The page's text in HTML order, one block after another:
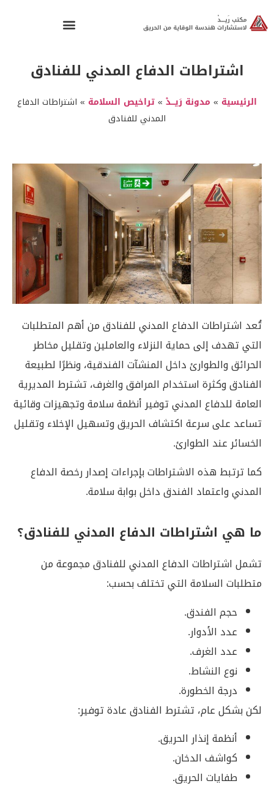
اشتراطات الدفاع المدني للفنادق
الرئيسية » مدونة رَيـــدْ » تراخيص السلامة » اشتراطات الدفاع
المدني للفنادق
تُعد اشتراطات الدفاع المدني للفنادق من أهم المتطلبات
التي تهدف إلى حماية النزلاء والعاملين وتقليل مخاطر
الحرائق والطوارئ داخل المنشآت الفندقية، ونظرًا لطبيعة
الفنادق وكثرة استخدام المرافق والغرف، تشترط المديرية
العامة للدفاع المدني توفير أنظمة سلامة وتجهيزات وقائية
تساعد على سرعة اكتشاف الحريق وتسهيل الإخلاء وتقليل
الخسائر عند الطوارئ.
كما ترتبط هذه الاشتراطات بإجراءات إصدار رخصة الدفاع
المدني واعتماد الفندق داخل بوابة سلامة.
ما هي اشتراطات الدفاع المدني للفنادق؟
تشمل اشتراطات الدفاع المدني للفنادق مجموعة من
متطلبات السلامة التي تختلف بحسب:
حجم الفندق.
عدد الأدوار.
عدد الغرف.
نوع النشاط.
درجة الخطورة.
لكن بشكل عام، تشترط الفنادق عادة توفير:
أنظمة إنذار الحريق.
كواشف الدخان.
طفايات الحريق.